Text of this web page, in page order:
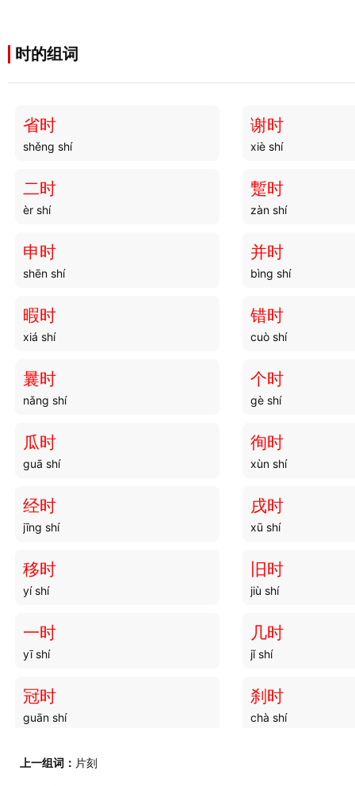
yí jǐng
移樽 移檄
移莳 移岳
移岸 移动
移易 移兵
移天 移报
移时 移倅
移影 移库
移改 移军
移幸 移藩
移赃 移调
时的组词
省时
shěng shí
谢时
xiè shí
二时
èr shí
蹔时
zàn shí
申时
shēn shí
并时
bìng shí
暇时
xiá shí
错时
cuò shí
曩时
nǎng shí
个时
gè shí
瓜时
guā shí
徇时
xùn shí
经时
jīng shí
戌时
xū shí
移时
yí shí
旧时
jiù shí
一时
yī shí
几时
jǐ shí
冠时
guān shí
刹时
chà shí
农时
上一组词： 片刻